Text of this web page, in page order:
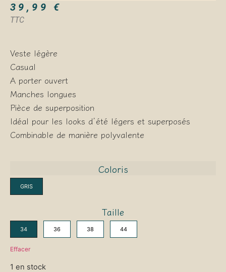
39,99€
TTC
Veste légère
Casual
A porter ouvert
Manches longues
Pièce de superposition
Idéal pour les looks d’été légers et superposés
Combinable de manière polyvalente
Coloris
GRIS
Taille
34 36 38 44
Effacer
1 en stock